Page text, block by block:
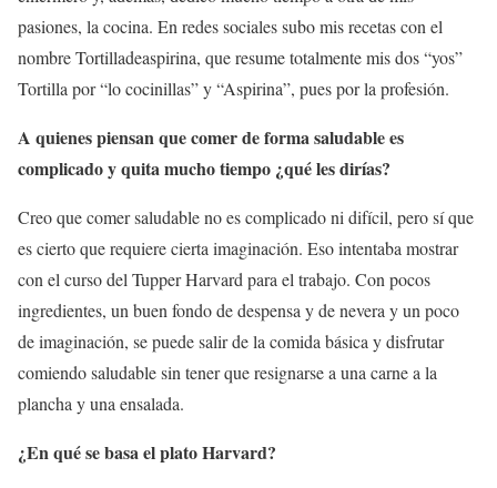
pasiones, la cocina. En redes sociales subo mis recetas con el
nombre Tortilladeaspirina, que resume totalmente mis dos “yos”
Tortilla por “lo cocinillas” y “Aspirina”, pues por la profesión.
A quienes piensan que comer de forma saludable es
complicado y quita mucho tiempo ¿qué les dirías?
Creo que comer saludable no es complicado ni difícil, pero sí que
es cierto que requiere cierta imaginación. Eso intentaba mostrar
con el curso del Tupper Harvard para el trabajo. Con pocos
ingredientes, un buen fondo de despensa y de nevera y un poco
de imaginación, se puede salir de la comida básica y disfrutar
comiendo saludable sin tener que resignarse a una carne a la
plancha y una ensalada.
¿En qué se basa el plato Harvard?